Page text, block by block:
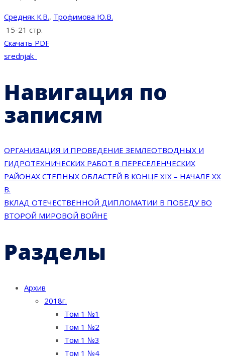
Средняк К.В., Трофимова Ю.В.
15-21 стр.
Скачать PDF
srednjak_
Навигация по
записям
ОРГАНИЗАЦИЯ И ПРОВЕДЕНИЕ ЗЕМЛЕОТВОДНЫХ И
ГИДРОТЕХНИЧЕСКИХ РАБОТ В ПЕРЕСЕЛЕНЧЕСКИХ
РАЙОНАХ СТЕПНЫХ ОБЛАСТЕЙ В КОНЦЕ XIX – НАЧАЛЕ XX
В.
ВКЛАД ОТЕЧЕСТВЕННОЙ ДИПЛОМАТИИ В ПОБЕДУ ВО
ВТОРОЙ МИРОВОЙ ВОЙНЕ
Разделы
Архив
2018г.
Том 1 №1
Том 1 №2
Том 1 №3
Том 1 №4